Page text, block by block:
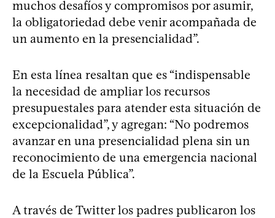
muchos desafíos y compromisos por asumir,
la obligatoriedad debe venir acompañada de
un aumento en la presencialidad”.
En esta línea resaltan que es “indispensable
la necesidad de ampliar los recursos
presupuestales para atender esta situación de
excepcionalidad”, y agregan: “No podremos
avanzar en una presencialidad plena sin un
reconocimiento de una emergencia nacional
de la Escuela Pública”.
A través de Twitter los padres publicaron los